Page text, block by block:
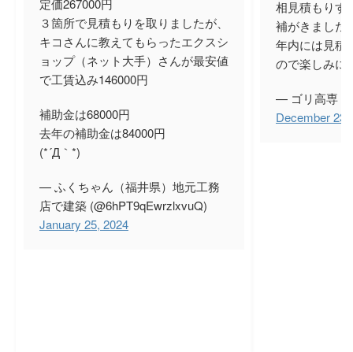
定価267000円
３箇所で見積もりを取りましたが、
キコさんに教えてもらったエクスシ
ョップ（ネット大手）さんが最安値
で工賃込み146000円
補助金は68000円
去年の補助金は84000円
(*´Д｀*)
— ふくちゃん（福井県）地元工務
店で建築 (@6hPT9qEwrzlxvuQ)
January 25, 2024
相見積もりす
補がきました
年内には見積
ので楽しみに
— ゴリ高専
December 23,